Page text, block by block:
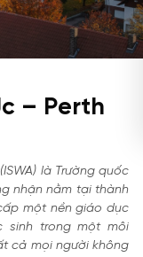
– Perth
là Trường quốc
nhận nằm tại thành
một nền giáo dục
sinh trong một môi
cả mọi người không